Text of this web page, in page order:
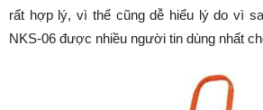
rất hợp lý, vì thế cũng dễ hiểu lý do vì
NKS-06 được nhiều người tin dùng nhất